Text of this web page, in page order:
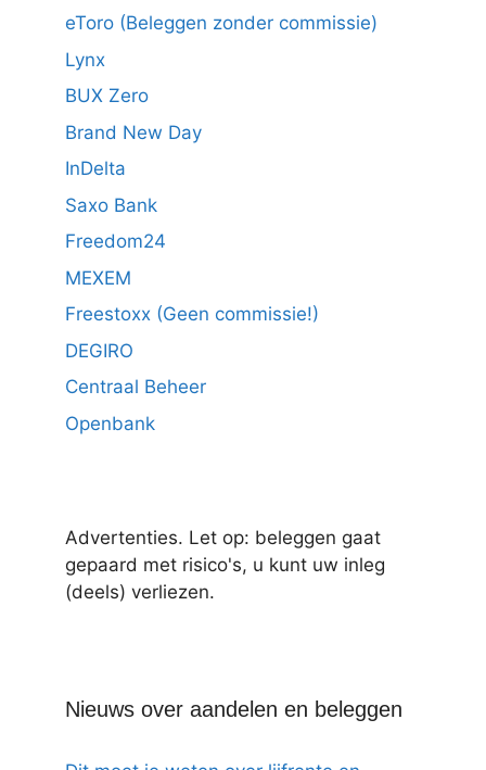
eToro (Beleggen zonder commissie)
Lynx
BUX Zero
Brand New Day
InDelta
Saxo Bank
Freedom24
MEXEM
Freestoxx (Geen commissie!)
DEGIRO
Centraal Beheer
Openbank
Advertenties. Let op: beleggen gaat
gepaard met risico's, u kunt uw inleg
(deels) verliezen.
Nieuws over aandelen en beleggen